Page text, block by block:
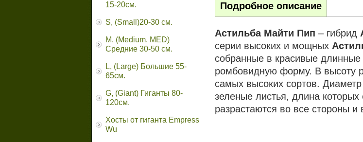
15-20см.
S, (Small)20-30 см.
M, (Medium, MED)
Средние 30-50 см.
L, (Large) Большие 55-
65cм.
G, (Giant) Гиганты 80-
120см.
Хосты от гиганта Empress
Wu
Подробное описание
Астильба Майти Пип – гибрид
серии высоких и мощных
собранные в красивые
ромбовидную форму. В высоту
самых высоких сортов.
зеленые листья, длина
разрастаются во все стороны и